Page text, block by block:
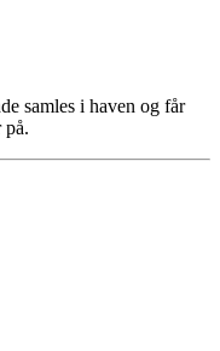
samles i haven og får
på.